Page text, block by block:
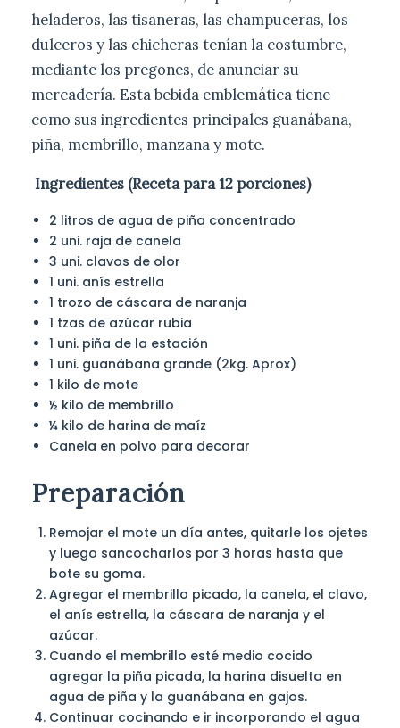
heladeros, las tisaneras, las champuceras, los
dulceros y las chicheras tenían la costumbre,
mediante los pregones, de anunciar su
mercadería. Esta bebida emblemática tiene
como sus ingredientes principales guanábana,
piña, membrillo, manzana y mote.
Ingredientes (Receta para 12 porciones)
2 litros de agua de piña concentrado
2 uni. raja de canela
3 uni. clavos de olor
1 uni. anís estrella
1 trozo de cáscara de naranja
1 tzas de azúcar rubia
1 uni. piña de la estación
1 uni. guanábana grande (2kg. Aprox)
1 kilo de mote
½ kilo de membrillo
¼ kilo de harina de maíz
Canela en polvo para decorar
Preparación
Remojar el mote un día antes, quitarle los ojetes
y luego sancocharlos por 3 horas hasta que
bote su goma.
Agregar el membrillo picado, la canela, el clavo,
el anís estrella, la cáscara de naranja y el
azúcar.
Cuando el membrillo esté medio cocido
agregar la piña picada, la harina disuelta en
agua de piña y la guanábana en gajos.
Continuar cocinando e ir incorporando el agua